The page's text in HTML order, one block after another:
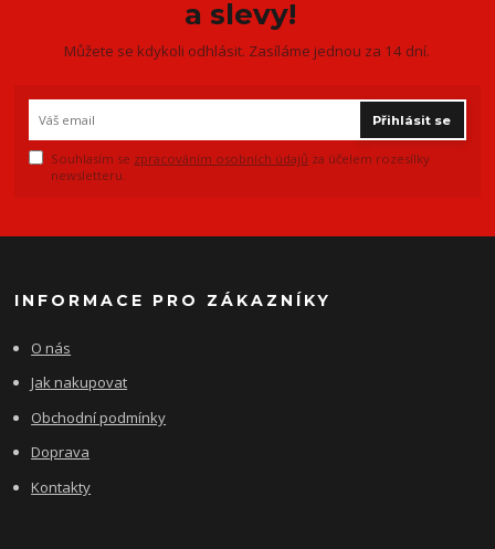
a slevy!
Můžete se kdykoli odhlásit. Zasíláme jednou za 14 dní.
Přihlásit se
Souhlasím se zpracováním osobních údajů za účelem rozesílky
newsletteru.
INFORMACE PRO ZÁKAZNÍKY
O nás
Jak nakupovat
Obchodní podmínky
Doprava
Kontakty